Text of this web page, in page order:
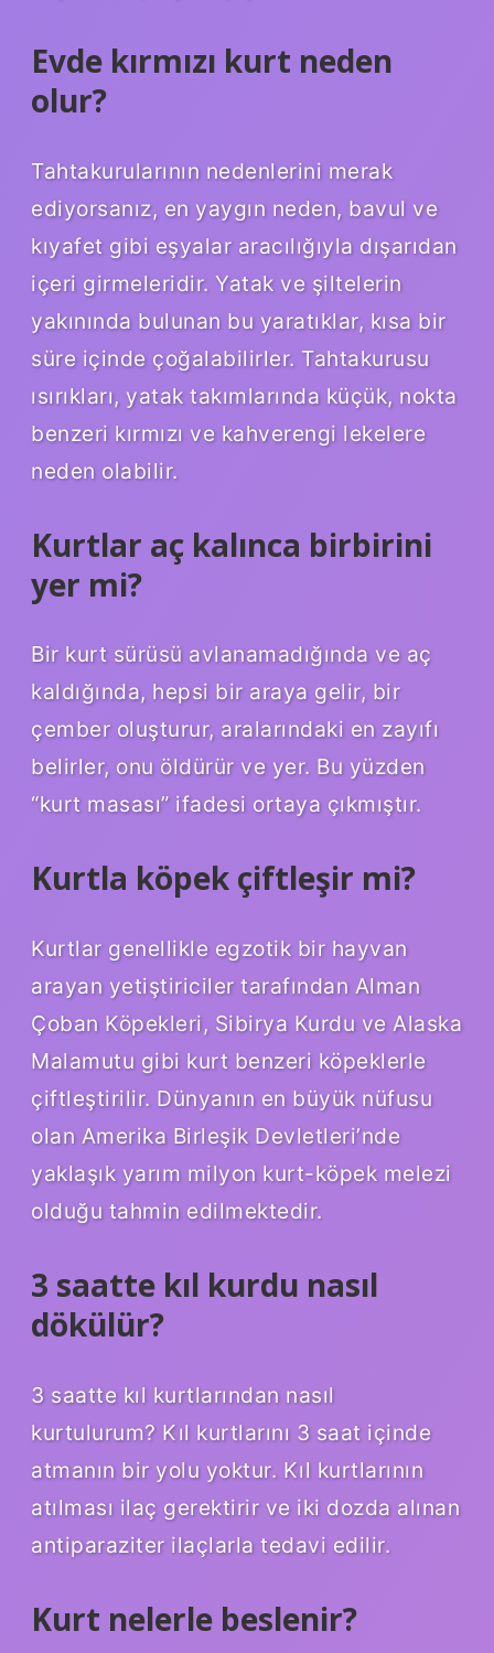
Evde kırmızı kurt neden
olur?
Tahtakurularının nedenlerini merak
ediyorsanız, en yaygın neden, bavul ve
kıyafet gibi eşyalar aracılığıyla dışarıdan
içeri girmeleridir. Yatak ve şiltelerin
yakınında bulunan bu yaratıklar, kısa bir
süre içinde çoğalabilirler. Tahtakurusu
ısırıkları, yatak takımlarında küçük, nokta
benzeri kırmızı ve kahverengi lekelere
neden olabilir.
Kurtlar aç kalınca birbirini
yer mi?
Bir kurt sürüsü avlanamadığında ve aç
kaldığında, hepsi bir araya gelir, bir
çember oluşturur, aralarındaki en zayıfı
belirler, onu öldürür ve yer. Bu yüzden
“kurt masası” ifadesi ortaya çıkmıştır.
Kurtla köpek çiftleşir mi?
Kurtlar genellikle egzotik bir hayvan
arayan yetiştiriciler tarafından Alman
Çoban Köpekleri, Sibirya Kurdu ve Alaska
Malamutu gibi kurt benzeri köpeklerle
çiftleştirilir. Dünyanın en büyük nüfusu
olan Amerika Birleşik Devletleri’nde
yaklaşık yarım milyon kurt-köpek melezi
olduğu tahmin edilmektedir.
3 saatte kıl kurdu nasıl
dökülür?
3 saatte kıl kurtlarından nasıl
kurtulurum? Kıl kurtlarını 3 saat içinde
atmanın bir yolu yoktur. Kıl kurtlarının
atılması ilaç gerektirir ve iki dozda alınan
antiparaziter ilaçlarla tedavi edilir.
Kurt nelerle beslenir?